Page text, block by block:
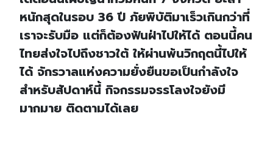
หนักสุดในรอบ 36 ปี ภัยพิบัติมาเร็วเกินกว่าที่
เราจะรับมือ แต่ก็ต้องฟันฝ่าไปให้ได้ ตอนนี้คน
ไทยส่งใจไปถึงชาวใต้ ให้ผ่านพ้นวิกฤตนี้ไปให้
ได้ จักรวาลแห่งความยั่งยืนขอเป็นกำลังใจ
สำหรับสัปดาห์นี้ กิจกรรมจรรโลงใจยังมี
มากมาย ติดตามได้เลย